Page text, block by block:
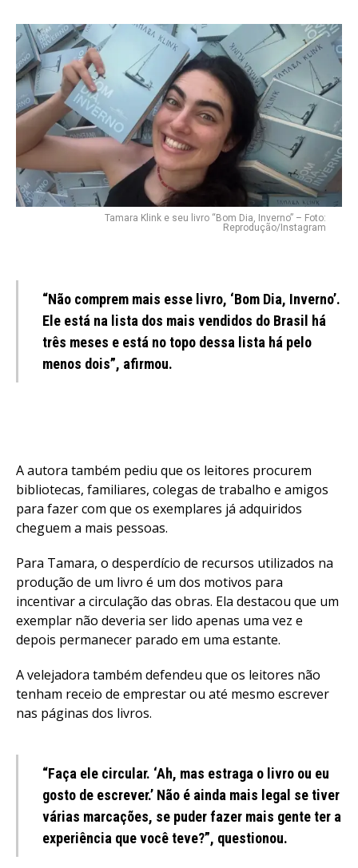
Tamara Klink e seu livro “Bom Dia, Inverno” – Foto:
Reprodução/Instagram
“Não comprem mais esse livro, ‘Bom Dia, Inverno’.
Ele está na lista dos mais vendidos do Brasil há
três meses e está no topo dessa lista há pelo
menos dois”, afirmou.
A autora também pediu que os leitores procurem
bibliotecas, familiares, colegas de trabalho e amigos
para fazer com que os exemplares já adquiridos
cheguem a mais pessoas.
Para Tamara, o desperdício de recursos utilizados na
produção de um livro é um dos motivos para
incentivar a circulação das obras. Ela destacou que um
exemplar não deveria ser lido apenas uma vez e
depois permanecer parado em uma estante.
A velejadora também defendeu que os leitores não
tenham receio de emprestar ou até mesmo escrever
nas páginas dos livros.
“Faça ele circular. ‘Ah, mas estraga o livro ou eu
gosto de escrever.’ Não é ainda mais legal se tiver
várias marcações, se puder fazer mais gente ter a
experiência que você teve?”, questionou.